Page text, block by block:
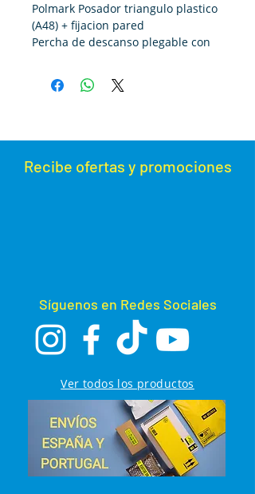
Polmark Posador triangulo plastico
(A48) + fijacion pared
Percha de descanso plegable con
soporte que facilita el montaje y
desmontaje de la percha.
Recibe ofertas y promociones
Síguenos en Redes Sociales
Ver todos los productos